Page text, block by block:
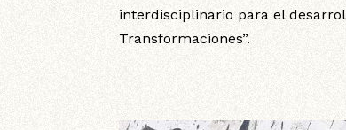
interdisciplinario para el
Transformaciones”.